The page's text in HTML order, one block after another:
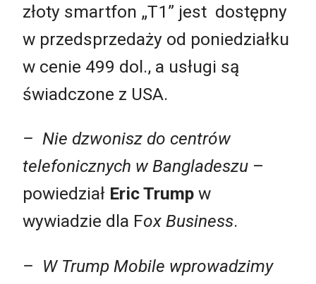
złoty smartfon „T1” jest dostępny
w przedsprzedaży od poniedziałku
w cenie 499 dol., a usługi są
świadczone z USA.
– Nie dzwonisz do centrów
telefonicznych w Bangladeszu –
powiedział Eric Trump w
wywiadzie dla Fox Business.
– W Trump Mobile wprowadzimy